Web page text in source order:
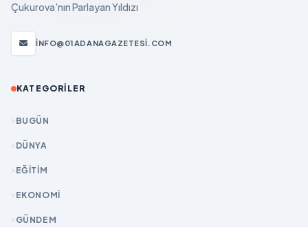
Çukurova'nın Parlayan Yıldızı
INFO@01ADANAGAZETESI.COM
KATEGORILER
BUGÜN
DÜNYA
EĞİTİM
EKONOMİ
GÜNDEM